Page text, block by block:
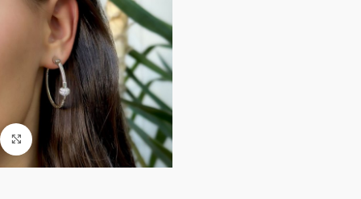
Click to enlarge